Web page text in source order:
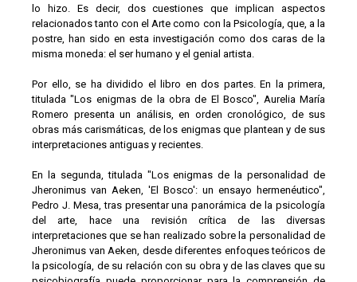
lo hizo. Es decir, dos cuestiones que implican aspectos
relacionados tanto con el Arte como con la Psicología, que, a la
postre, han sido en esta investigación como dos caras de la
misma moneda: el ser humano y el genial artista.
Por ello, se ha dividido el libro en dos partes. En la primera,
titulada "Los enigmas de la obra de El Bosco", Aurelia María
Romero presenta un análisis, en orden cronológico, de sus
obras más carismáticas, de los enigmas que plantean y de sus
interpretaciones antiguas y recientes.
En la segunda, titulada "Los enigmas de la personalidad de
Jheronimus van Aeken, 'El Bosco': un ensayo hermenéutico",
Pedro J. Mesa, tras presentar una panorámica de la psicología
del arte, hace una revisión crítica de las diversas
interpretaciones que se han realizado sobre la personalidad de
Jheronimus van Aeken, desde diferentes enfoques teóricos de
la psicología, de su relación con su obra y de las claves que su